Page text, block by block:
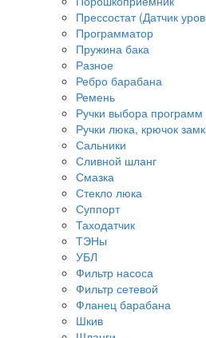
Прессостат (Датчик
Программатор
Пружина бака
Разное
Ребро барабана
Ремень
Ручки выбора программ
Ручки люка, крючок
Сальники
Сливной шланг
Смазка
Стекло люка
Суппорт
Таходатчик
ТЭНы
УБЛ
Фильтр насоса
Фильтр сетевой
Фланец барабана
Шкив